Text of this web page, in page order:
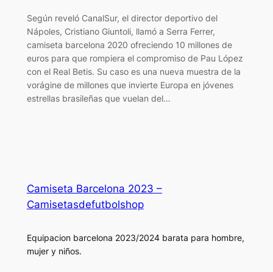
Según reveló CanalSur, el director deportivo del
Nápoles, Cristiano Giuntoli, llamó a Serra Ferrer,
camiseta barcelona 2020 ofreciendo 10 millones de
euros para que rompiera el compromiso de Pau López
con el Real Betis. Su caso es una nueva muestra de la
vorágine de millones que invierte Europa en jóvenes
estrellas brasileñas que vuelan del…
Camiseta Barcelona 2023 –
Camisetasdefutbolshop
Equipacion barcelona 2023/2024 barata para hombre,
mujer y niños.